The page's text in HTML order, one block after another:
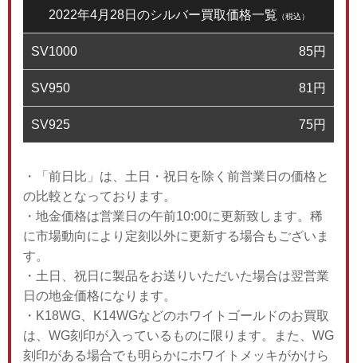
2022年4月28日のシルバー買取価格一覧 （税込）
SV1000 85円
SV950 81円
SV925 75円
・「前日比」は、土日・祝日を除く前営業日の価格と
の比較となっております。
・地金価格は営業日の午前10:00に更新致します。稀
に市場動向により定刻以外に更新する場合もございま
す。
・土日、祝日に製品をお送りいただいた場合は翌営業
日の地金価格になります。
・K18WG、K14WGなどのホワイトゴールドのお買取
は、WG刻印が入っているものに限ります。また、WG
刻印がある場合でも明らかにホワイトメッキがかけら